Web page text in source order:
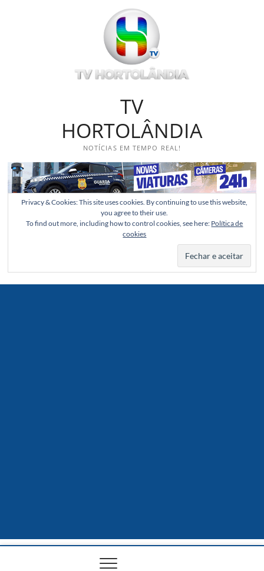
TV
HORTOLÂNDIA
NOTÍCIAS EM TEMPO REAL!
Privacy & Cookies: This site uses cookies. By continuing to use this website,
you agree to their use.
To find out more, including how to control cookies, see here: Política de
cookies